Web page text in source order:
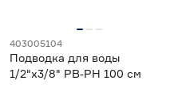
403005104
Подводка для воды
1/2"х3/8" РВ‑РН 100 см